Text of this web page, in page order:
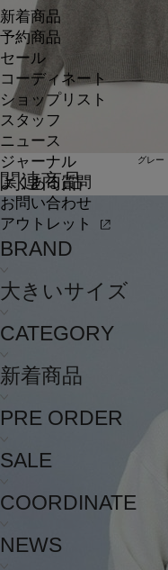
新着商品
予約商品
セール
コーディネート
ショップリスト
スタッフ
ニュース
ジャーナル
よくある質問
お問い合わせ
アウトレット
BRAND
大きいサイズ
CATEGORY
新着商品
PRE ORDER
SALE
COORDINATE
NEWS
グレー
関連商品